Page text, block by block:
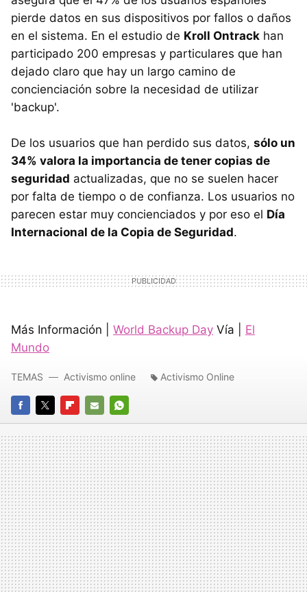
pierde datos en sus dispositivos por fallos o daños
en el sistema. En el estudio de Kroll Ontrack han
participado 200 empresas y particulares que han
dejado claro que hay un largo camino de
concienciación sobre la necesidad de utilizar
'backup'.
De los usuarios que han perdido sus datos, sólo un
34% valora la importancia de tener copias de
seguridad actualizadas, que no se suelen hacer
por falta de tiempo o de confianza. Los usuarios no
parecen estar muy concienciados y por eso el Día
Internacional de la Copia de Seguridad.
Más Información | World Backup Day Vía | El
Mundo
FACEBOOK
TWITTERFLIPBOARD
E-
MAIL
WHATSAPP
TEMAS Activismo online Activismo Online